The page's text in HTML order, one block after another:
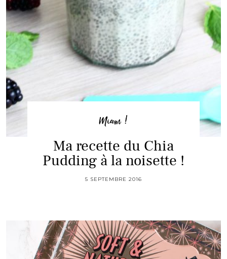
Miam !
Ma recette du Chia
Pudding à la noisette !
5 SEPTEMBRE 2016